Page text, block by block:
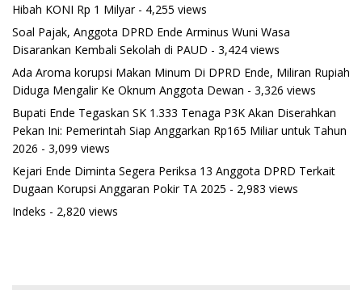
Hibah KONI Rp 1 Milyar- 4,255 views
Soal Pajak, Anggota DPRD Ende Arminus Wuni Wasa
Disarankan Kembali Sekolah di PAUD - 3,424 views
Ada Aroma korupsi Makan Minum Di DPRD Ende, Miliran Rupiah
Diduga Mengalir Ke Oknum Anggota Dewan - 3,326 views
Bupati Ende Tegaskan SK 1.333 Tenaga P3K Akan Diserahkan
Pekan Ini: Pemerintah Siap Anggarkan Rp165 Miliar untuk Tahun
2026 - 3,099 views
Kejari Ende Diminta Segera Periksa 13 Anggota DPRD Terkait
Dugaan Korupsi Anggaran Pokir TA 2025 - 2,983 views
Indeks - 2,820 views